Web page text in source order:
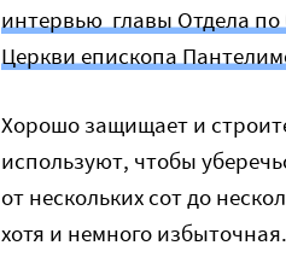
интервью главы Отдела по
Церкви епископа
Хорошо защищает и
используют, чтобы
от нескольких сот до
хотя и немного избыточная.